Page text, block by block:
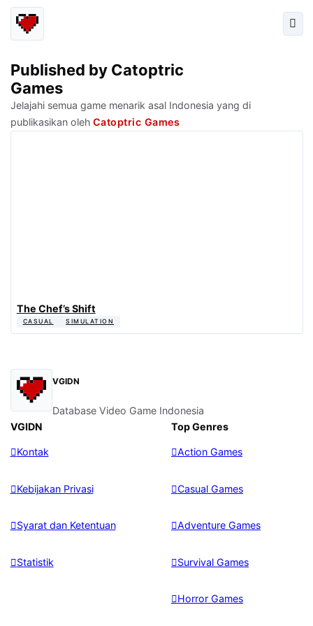
Published by Catoptric
Games
Jelajahi semua game menarik asal Indonesia yang di
publikasikan oleh Catoptric Games
The Chef’s Shift
CASUAL SIMULATION
VGIDN
Database Video Game Indonesia
VGIDN
Kontak
Kebijakan Privasi
Syarat dan Ketentuan
Statistik
Top Genres
Action Games
Casual Games
Adventure Games
Survival Games
Horror Games